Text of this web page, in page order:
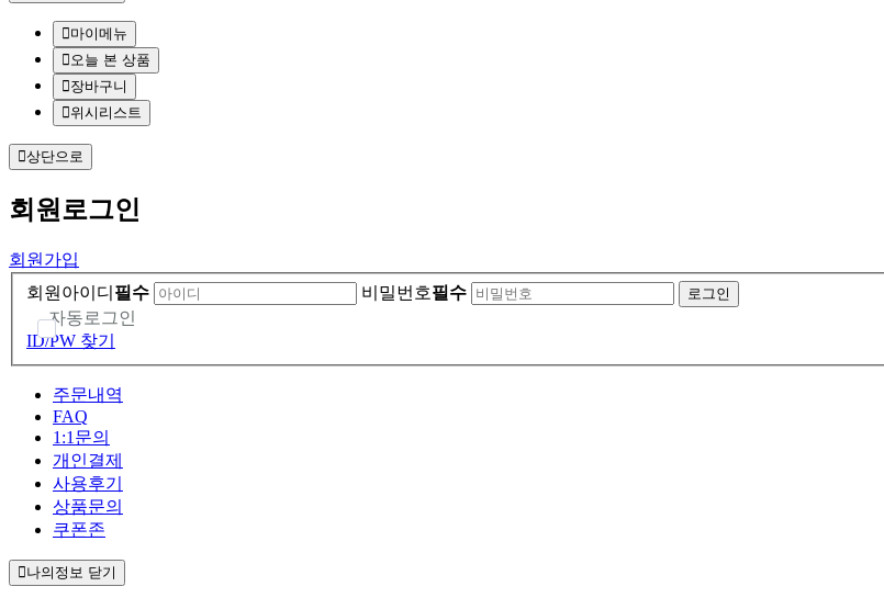
마이메뉴
오늘 본 상품
장바구니
위시리스트
상단으로
회원 로그인
회원가입
회원아이디 필수 비밀번호필수
자동로그인
ID/PW 찾기
주문내역
FAQ
1:1문의
개인결제
사용후기
상품문의
쿠폰존
나의정보 닫기